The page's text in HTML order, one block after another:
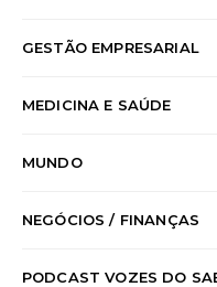
GESTÃO EMPRESARIAL
MEDICINA E SAÚDE
MUNDO
NEGÓCIOS / FINANÇAS
PODCAST VOZES DO